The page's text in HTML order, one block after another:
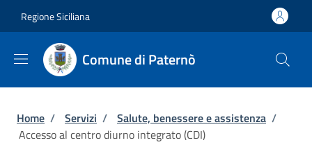
Regione Siciliana
Comune di Paternò
Briciole di pane
Home / Servizi / Salute, benessere e assistenza /
Accesso al centro diurno integrato (CDI)